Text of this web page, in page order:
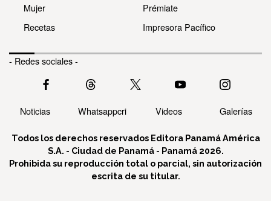
Mujer
Recetas
Prémiate
Impresora Pacífico
- Redes sociales -
Noticias Whatsappcri Videos Galerías
Todos los derechos reservados Editora Panamá América
S.A. - Ciudad de Panamá - Panamá 2026.
Prohibida su reproducción total o parcial, sin autorización
escrita de su titular.